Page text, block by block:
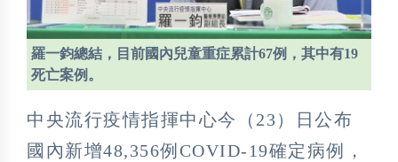
羅一鈞總結，目前國內兒童重症累計67例，其中有19
死亡案例。
中央流行疫情指揮中心今（23）日公布
國內新增48,356例COVID-19確定病例，